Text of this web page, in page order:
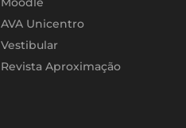
AVA Unicentro
Vestibular
Revista Aproximação